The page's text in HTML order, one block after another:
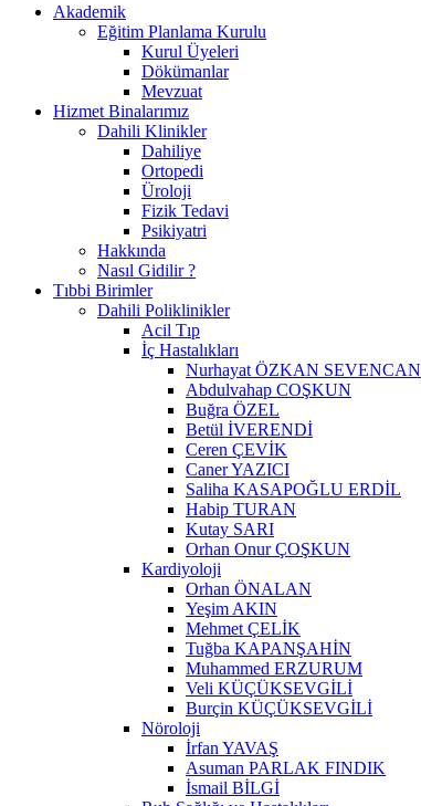
Akademik
Eğitim Planlama Kurulu
Kurul Üyeleri
Dökümanlar
Mevzuat
Hizmet Binalarımız
Dahili Klinikler
Dahiliye
Ortopedi
Üroloji
Fizik Tedavi
Psikiyatri
Hakkında
Nasıl Gidilir ?
Tıbbi Birimler
Dahili Poliklinikler
Acil Tıp
İç Hastalıkları
Nurhayat ÖZKAN SEVENCAN
Abdulvahap COŞKUN
Buğra ÖZEL
Betül İVERENDİ
Ceren ÇEVİK
Caner YAZICI
Saliha KASAPOĞLU ERDİL
Habip TURAN
Kutay SARI
Orhan Onur ÇOŞKUN
Kardiyoloji
Orhan ÖNALAN
Yeşim AKIN
Mehmet ÇELİK
Tuğba KAPANŞAHİN
Muhammed ERZURUM
Veli KÜÇÜKSEVGİLİ
Burçin KÜÇÜKSEVGİLİ
Nöroloji
İrfan YAVAŞ
Asuman PARLAK FINDIK
İsmail BİLGİ